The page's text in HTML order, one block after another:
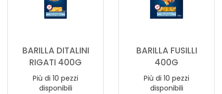
BARILLA DITALINI
RIGATI 400G
Più di 10 pezzi
disponibili
BARILLA FUSILLI
400G
Più di 10 pezzi
disponibili